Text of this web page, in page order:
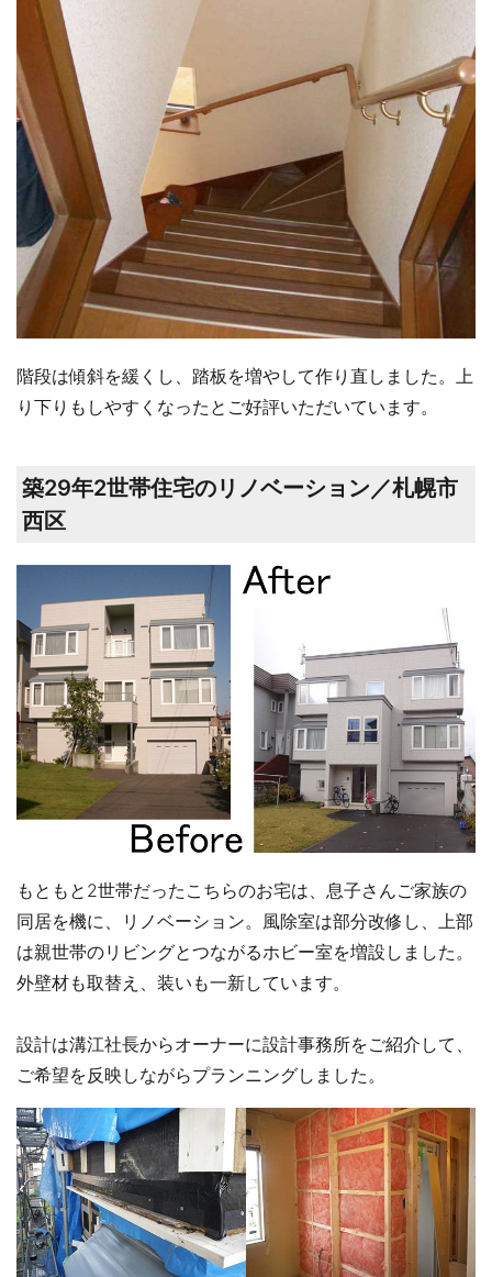
階段は傾斜を緩くし、踏板を増やして作り直しました。上
り下りもしやすくなったとご好評いただいています。
築29年2世帯住宅のリノベーション／札幌市
西区
もともと2世帯だったこちらのお宅は、息子さんご家族の
同居を機に、リノベーション。風除室は部分改修し、上部
は親世帯のリビングとつながるホビー室を増設しました。
外壁材も取替え、装いも一新しています。
設計は溝江社長からオーナーに設計事務所をご紹介して、
ご希望を反映しながらプランニングしました。